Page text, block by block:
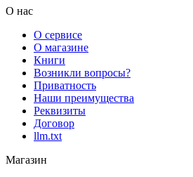
О нас
О сервисе
О магазине
Книги
Возникли вопросы?
Приватность
Наши преимущества
Реквизиты
Договор
llm.txt
Магазин